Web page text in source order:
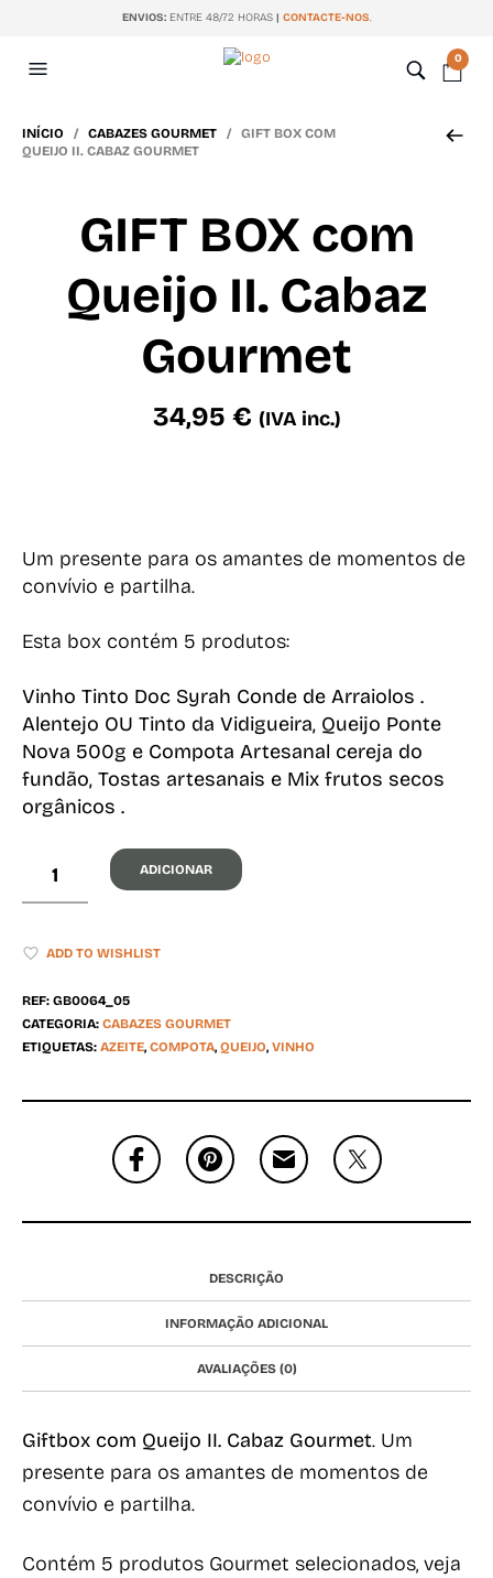
ENVIOS:ENTRE 48/72 HORAS | CONTACTE-NOS.
0
INÍCIO / CABAZES GOURMET / GIFT BOX COM
QUEIJO II. CABAZ GOURMET
GIFT BOX com
Queijo II. Cabaz
Gourmet
34,95 € (IVA inc.)
Um presente para os amantes de momentos de
convívio e partilha.
Esta box contém 5 produtos:
Vinho Tinto Doc Syrah Conde de Arraiolos .
Alentejo OU Tinto da Vidigueira, Queijo Ponte
Nova 500g e Compota Artesanal cereja do
fundão, Tostas artesanais e Mix frutos secos
orgânicos .
ADICIONAR
ADD TO WISHLIST
REF: GB0064_05
CATEGORIA: CABAZES GOURMET
ETIQUETAS: AZEITE, COMPOTA, QUEIJO, VINHO
DESCRIÇÃO
INFORMAÇÃO ADICIONAL
AVALIAÇÕES (0)
Giftbox com Queijo II. Cabaz Gourmet. Um
presente para os amantes de momentos de
convívio e partilha.
Contém 5 produtos Gourmet selecionados, veja